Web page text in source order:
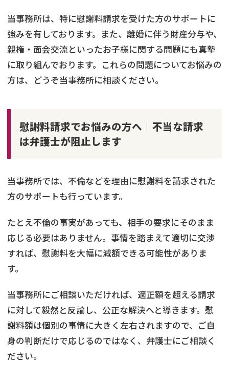
当事務所は、特に慰謝料請求を受けた方のサポートに
強みを有しております。また、離婚に伴う財産分与や、
親権・面会交流といったお子様に関する問題にも真摯
に取り組んでおります。これらの問題についてお悩みの
方は、どうぞ当事務所に相談ください。
慰謝料請求でお悩みの方へ｜不当な請求
は弁護士が阻止します
当事務所では、不倫などを理由に慰謝料を請求された
方のサポートも行っています。
たとえ不倫の事実があっても、相手の要求にそのまま
応じる必要はありません。事情を踏まえて適切に交渉
すれば、慰謝料を大幅に減額できる可能性がありま
す。
当事務所にご相談いただければ、適正額を超える請求
に対して毅然と反論し、公正な解決へと導きます。慰
謝料額は個別の事情に大きく左右されますので、ご自
身の判断だけで応じるのではなく、弁護士にご相談く
ださい。